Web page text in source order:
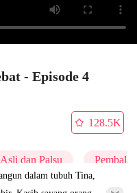
- Episode 4
128.5K
dan Palsu
dalam tubuh Tina,